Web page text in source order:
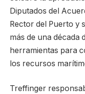
Diputados del
Rector del Puerto y
más de una década
herramientas para
los recursos
Treffinger